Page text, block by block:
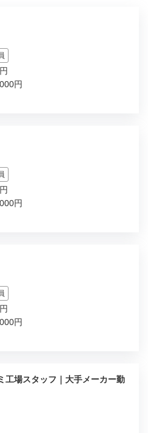
円
円
円
工場スタッフ｜大手メーカー勤